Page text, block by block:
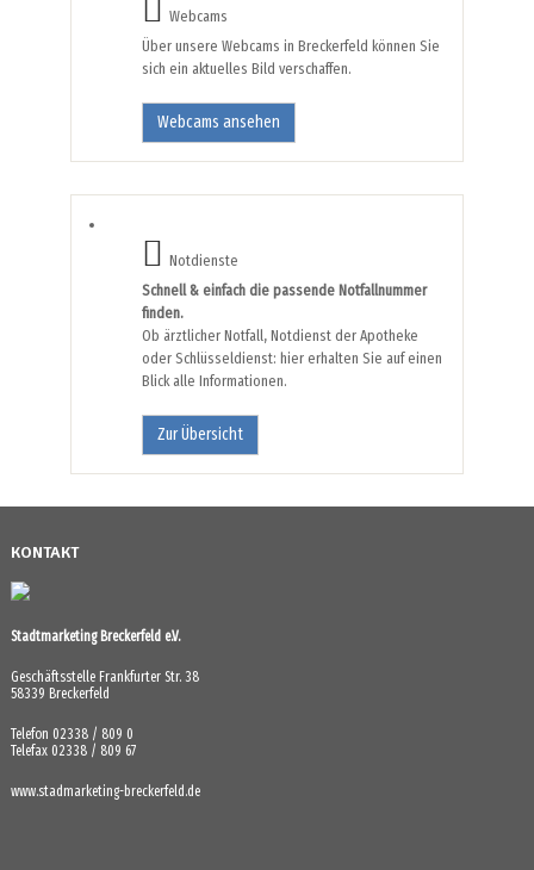
Webcams
Über unsere Webcams in Breckerfeld können Sie
sich ein aktuelles Bild verschaffen.
Webcams ansehen
Notdienste
Schnell & einfach die passende Notfallnummer
finden.
Ob ärztlicher Notfall, Notdienst der Apotheke
oder Schlüsseldienst: hier erhalten Sie auf einen
Blick alle Informationen.
Zur Übersicht
KONTAKT
Stadtmarketing Breckerfeld e.V.
Geschäftsstelle Frankfurter Str. 38
58339 Breckerfeld
Telefon 02338 / 809 0
Telefax 02338 / 809 67
www.stadmarketing-breckerfeld.de